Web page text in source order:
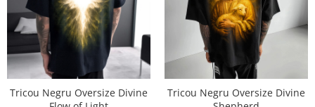
Tricou Negru Oversize Divine
Tricou Negru Oversize Divine